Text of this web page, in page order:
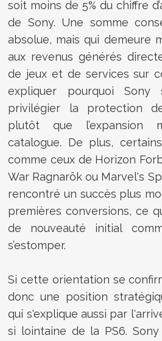
soit moins de 5% du chiffre
de Sony. Une somme
absolue, mais qui demeure
aux revenus générés
de jeux et de services sur
expliquer pourquoi Sony
privilégier la protection
plutôt que l’expansion
catalogue. De plus,
comme ceux de Horizon
War Ragnarök ou Marvel's
rencontré un succès plus
premières conversions, ce
de nouveauté initial
s’estomper.
Si cette orientation se
donc une position
qui s'explique aussi par
si lointaine de la PS6.